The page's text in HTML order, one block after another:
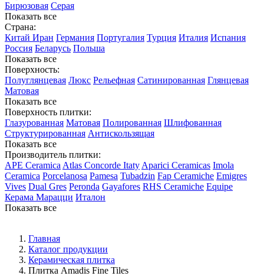
Бирюзовая Серая
Показать все
Страна:
Китай Иран Германия Португалия Турция Италия Испания
Россия Беларусь Польша
Показать все
Поверхность:
Полуглянцевая Люкс Рельефная Сатинированная Глянцевая
Матовая
Показать все
Поверхность плитки:
Глазурованная Матовая Полированная Шлифованная
Структурированная Антискользящая
Показать все
Производитель плитки:
APE Ceramica Atlas Concorde Itaty Aparici Ceramicas Imola
Ceramica Porcelanosa Pamesa Tubadzin Fap Ceramiche Emigres
Vives Dual Gres Peronda Gayafores RHS Ceramiche Equipe
Керама Марацци Италон
Показать все
Главная
Каталог продукции
Керамическая плитка
Плитка Amadis Fine Tiles